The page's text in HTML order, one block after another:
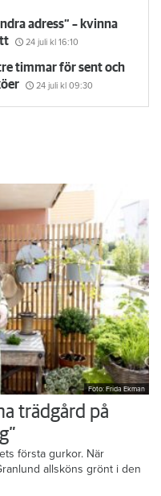
adress” – kvinna
24 juli kl 16:10
timmar för sent och
24 juli kl 09:30
Foto: Frida Ekman
trädgård på
första gurkor. När
allsköns grönt i den